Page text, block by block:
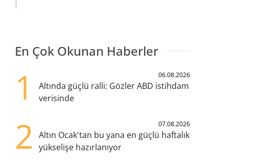
En Çok Okunan Haberler
1 06.08.2026
Altında güçlü ralli: Gözler ABD istihdam
verisinde
2 07.08.2026
Altın Ocak'tan bu yana en güçlü haftalık
yükselişe hazırlanıyor